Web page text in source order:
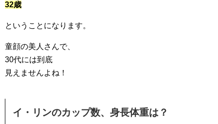
32歳
ということになります。
童顔の美人さんで、
30代には到底
見えませんよね！
イ・リンのカップ数、身長体重は？